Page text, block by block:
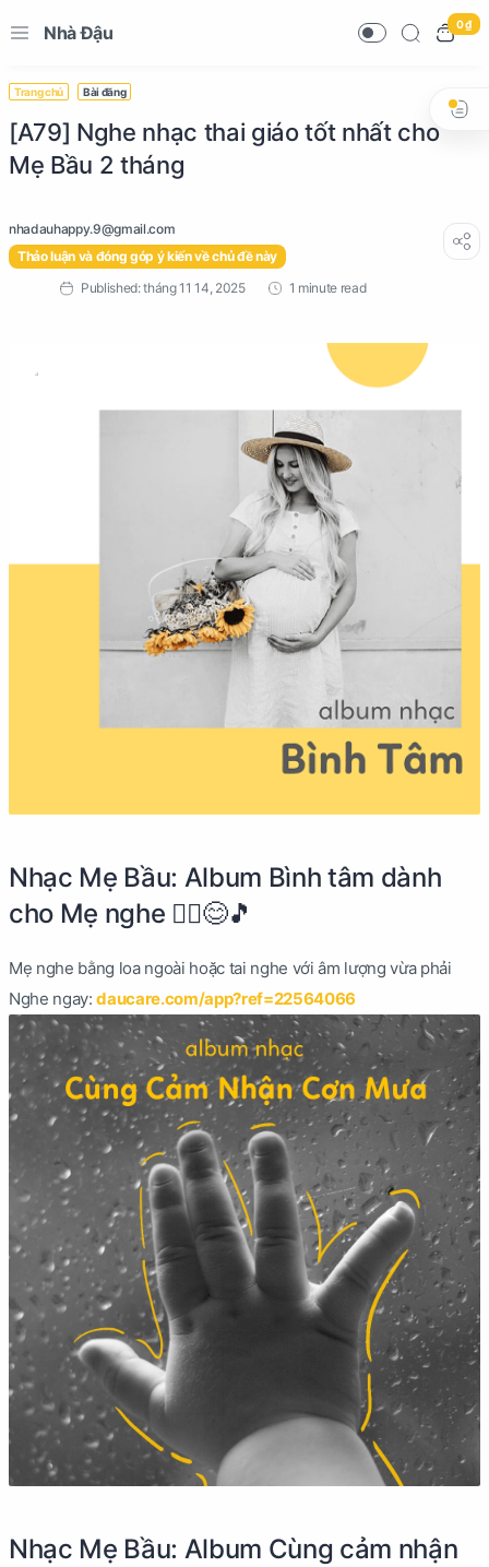
Nhà Đậu 0 ₫
Trang chủ Bài đăng
[A79] Nghe nhạc thai giáo tốt nhất cho
Mẹ Bầu 2 tháng
Thảo luận và đóng góp ý kiến về chủ đề này
1 minute read
Nhạc Mẹ Bầu: Album Bình tâm dành
cho Mẹ nghe 🧘‍♀️😊🎵
Mẹ nghe bằng loa ngoài hoặc tai nghe với âm lượng vừa phải
Nghe ngay:daucare.com/app?ref=22564066
Nhạc Mẹ Bầu: Album Cùng cảm nhận